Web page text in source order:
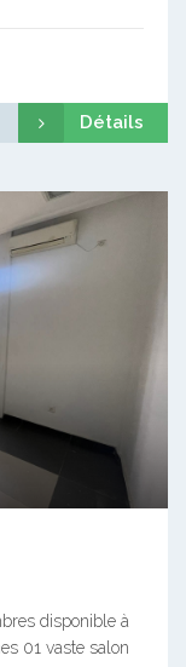
Détails
disponible à
01 vaste salon